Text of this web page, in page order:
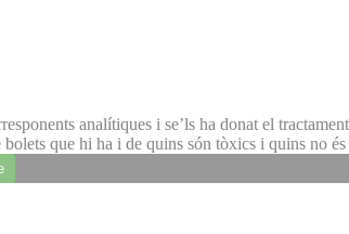
analítiques i se’ls ha donat el
que hi ha i de quins són tòxics i quins no